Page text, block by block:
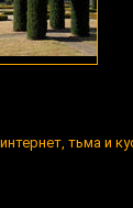
тьма и